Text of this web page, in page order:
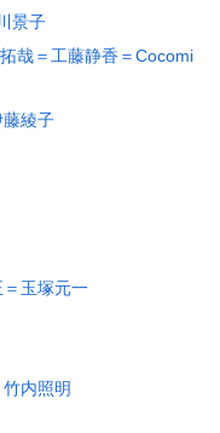
景子
哉＝工藤静香＝Cocomi
藤綾子
＝玉塚元一
内照明